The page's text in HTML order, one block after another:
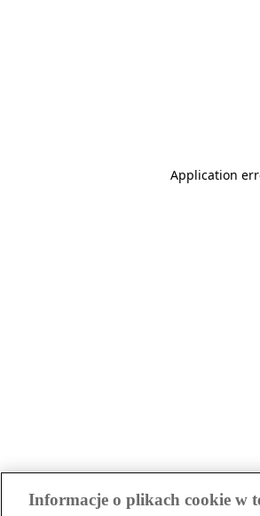
Application
Informacje o plikach cookie w